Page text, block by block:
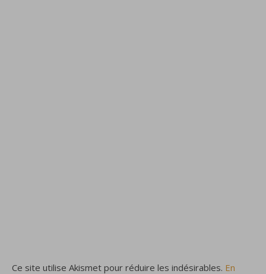
Ce site utilise Akismet pour réduire les indésirables. En